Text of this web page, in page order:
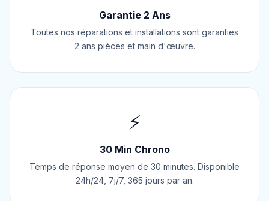
Garantie 2 Ans
Toutes nos réparations et installations sont garanties
2 ans pièces et main d'œuvre.
⚡
30 Min Chrono
Temps de réponse moyen de 30 minutes. Disponible
24h/24, 7j/7, 365 jours par an.